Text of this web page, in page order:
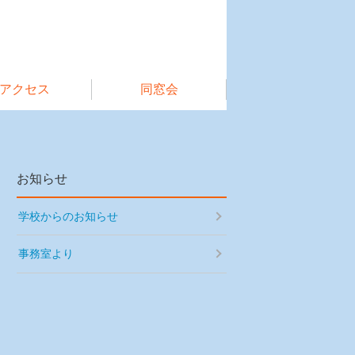
アクセス 同窓会
お知らせ
学校からのお知らせ
事務室より